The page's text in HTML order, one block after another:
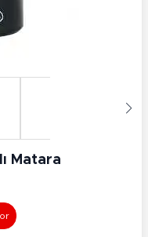
Matara